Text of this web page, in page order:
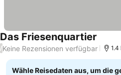
Das Friesenquartier
/Keine Rezensionen verfügbar 1.4
Wähle Reisedaten aus, um die